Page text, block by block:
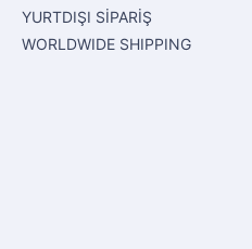
YURTDIŞI SİPARİŞ
WORLDWIDE SHIPPING